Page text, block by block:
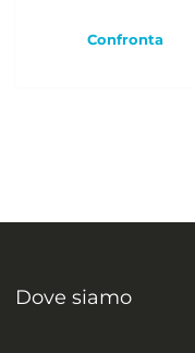
Confronta
Dove siamo